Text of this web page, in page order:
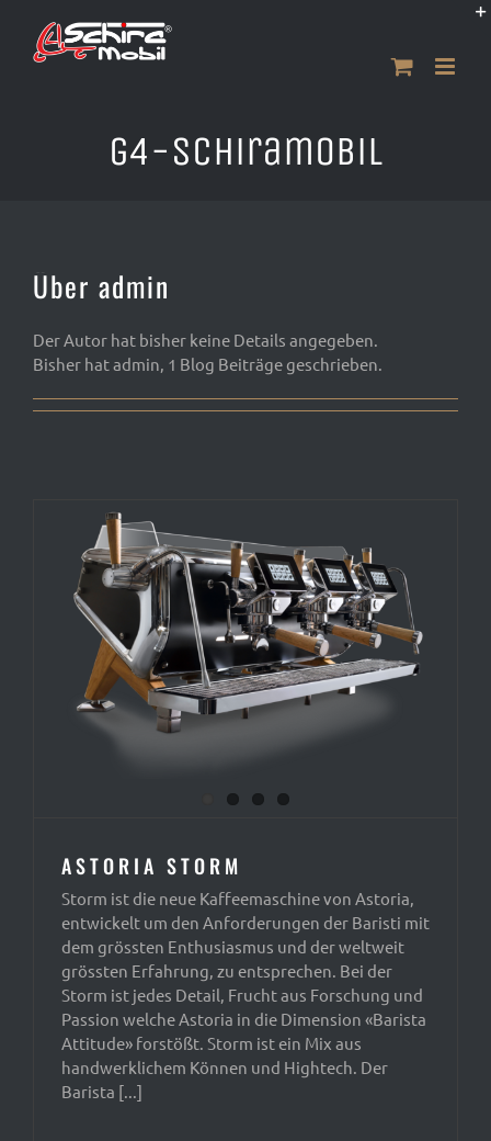
Inhalt
springen
g4-schiramobil
Über admin
Der Autor hat bisher keine Details angegeben.
Bisher hat admin, 1 Blog Beiträge geschrieben.
ASTORIA STORM
Storm ist die neue Kaffeemaschine von Astoria,
entwickelt um den Anforderungen der Baristi mit
dem grössten Enthusiasmus und der weltweit
grössten Erfahrung, zu entsprechen. Bei der
Storm ist jedes Detail, Frucht aus Forschung und
Passion welche Astoria in die Dimension «Barista
Attitude» forstößt. Storm ist ein Mix aus
handwerklichem Können und Hightech. Der
Barista [...]